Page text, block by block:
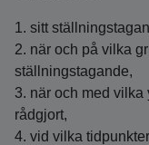
1. sitt
2. när och på vilka
ställningstagande,
3. när och med
rådgjort,
4. vid vilka